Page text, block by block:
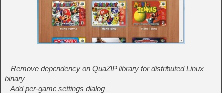
– Remove dependency on QuaZIP library for distributed Linux
binary
– Add per-game settings dialog